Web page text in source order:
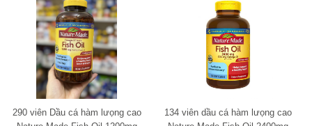
290 viên Dầu cá hàm lưọng cao
134 viên dầu cá hàm lưọng cao